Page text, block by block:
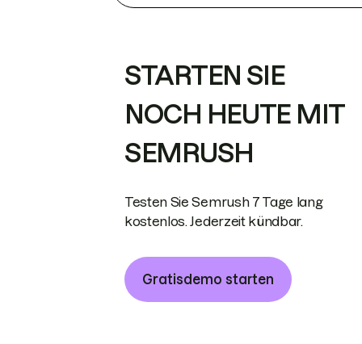
STARTEN SIE
NOCH HEUTE MIT
SEMRUSH
Testen Sie Semrush 7 Tage lang
kostenlos. Jederzeit kündbar.
Gratisdemo starten